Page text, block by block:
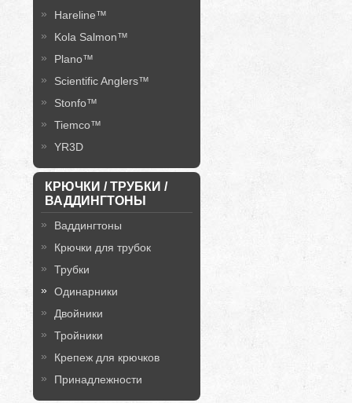
Hareline™
Kola Salmon™
Plano™
Scientific Anglers™
Stonfo™
Tiemco™
YR3D
КРЮЧКИ / ТРУБКИ /
ВАДДИНГТОНЫ
Ваддингтоны
Крючки для трубок
Трубки
Одинарники
Двойники
Тройники
Крепеж для крючков
Принадлежности